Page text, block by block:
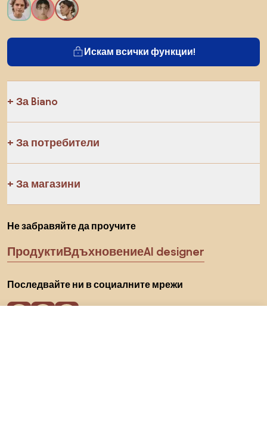
Искам всички функции!
За Biano
За потребители
За магазини
Не забравяйте да проучите
ПродуктиВдъхновениеAI designer
Последвайте ни в социалните мрежи